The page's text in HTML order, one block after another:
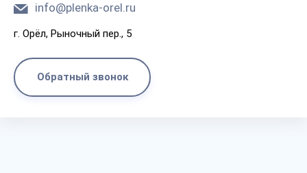
info@plenka-orel.ru
г. Орёл, Рыночный пер., 5
Обратный звонок